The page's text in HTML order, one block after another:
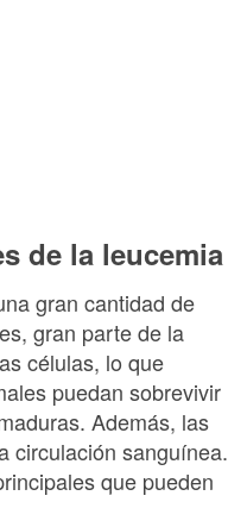
de la leucemia
gran cantidad de
gran parte de la
células, lo que
puedan sobrevivir
Además, las
circulación sanguínea.
que pueden